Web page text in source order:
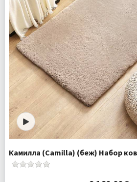
Камилла (Camilla) (беж) Набор ков.